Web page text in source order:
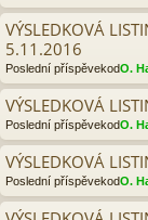
VÝSLEDKOVÁ
5.11.2016
Poslední příspěvekodO.
VÝSLEDKOVÁ
Poslední příspěvekodO.
VÝSLEDKOVÁ
Poslední příspěvekodO.